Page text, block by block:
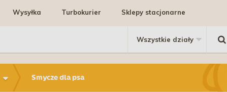
Wysyłka Turbokurier Sklepy stacjonarne
Smycze dla psa